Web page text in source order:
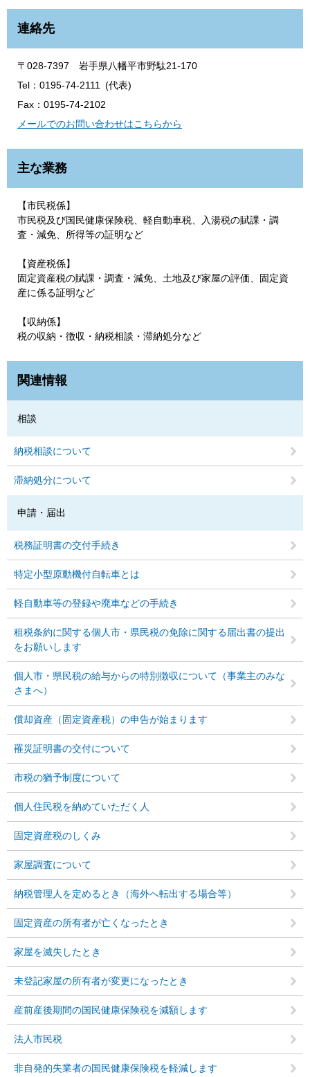
連絡先
〒028-7397 岩手県八幡平市野駄21-170
Tel：0195-74-2111
代表
Fax：0195-74-2102
メールでのお問い合わせはこちらから
主な業務
【市民税係】
市民税及び国民健康保険税、軽自動車税、入湯税の賦課・調
査・減免、所得等の証明など
【資産税係】
固定資産税の賦課・調査・減免、土地及び家屋の評価、固定資
産に係る証明など
【収納係】
税の収納・徴収・納税相談・滞納処分など
関連情報
相談
納税相談について
滞納処分について
申請・届出
税務証明書の交付手続き
特定小型原動機付自転車とは
軽自動車等の登録や廃車などの手続き
租税条約に関する個人市・県民税の免除に関する届出書の提出
をお願いします
個人市・県民税の給与からの特別徴収について（事業主のみな
さまへ）
償却資産（固定資産税）の申告が始まります
罹災証明書の交付について
市税の猶予制度について
個人住民税を納めていただく人
固定資産税のしくみ
家屋調査について
納税管理人を定めるとき（海外へ転出する場合等）
固定資産の所有者が亡くなったとき
家屋を滅失したとき
未登記家屋の所有者が変更になったとき
産前産後期間の国民健康保険税を減額します
法人市民税
非自発的失業者の国民健康保険税を軽減します